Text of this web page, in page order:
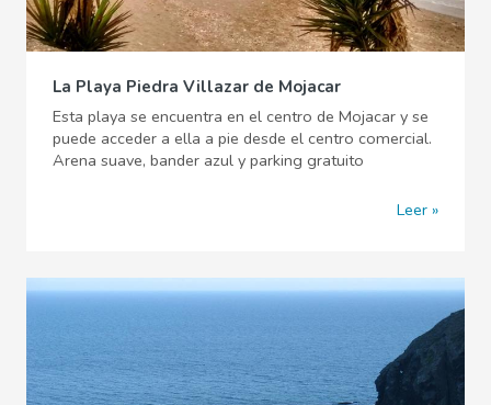
La Playa Piedra Villazar de Mojacar
Esta playa se encuentra en el centro de Mojacar y se
puede acceder a ella a pie desde el centro comercial.
Arena suave, bander azul y parking gratuito
Leer